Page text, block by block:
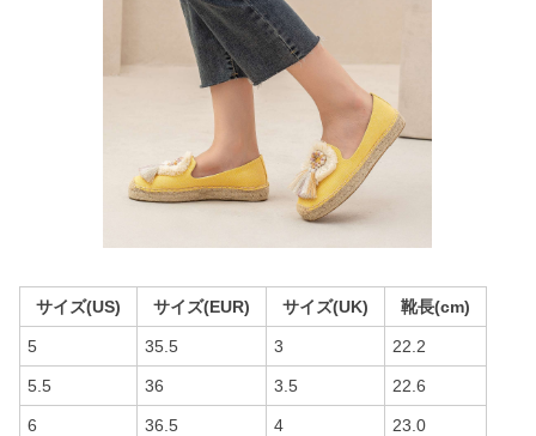
サイズ(US) サイズ(EUR) サイズ(UK) 靴長(cm)
5 35.5 3 22.2
5.5 36 3.5 22.6
6 36.5 4 23.0